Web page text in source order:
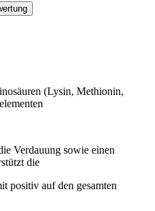
(Lysin, Methionin,
Verdauung sowie einen
die
positiv auf den gesamten